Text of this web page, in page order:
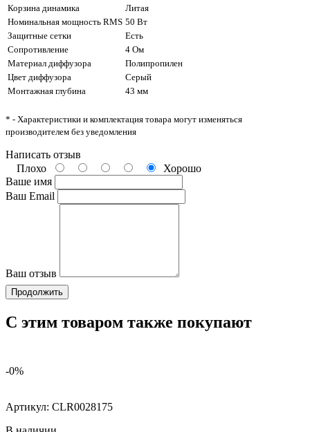
Корзина динамика
Литая
Номинальная мощность RMS 50 Вт
Защитные сетки
Есть
Сопротивление
4 Ом
Материал диффузора
Полипропилен
Цвет диффузора
Серый
Монтажная глубина
43 мм
* - Характеристики и комплектация товара могут изменяться
производителем без уведомления
Написать отзыв
Плохо
Хорошо
Ваше имя
Ваш Email
Ваш отзыв
Продолжить
С этим товаром также покупают
-0%
Артикул: CLR0028175